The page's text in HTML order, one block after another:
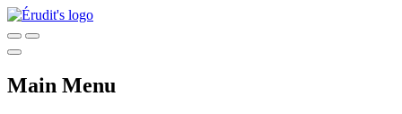
Main Menu